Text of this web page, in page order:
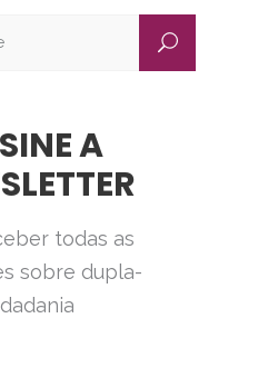
A
todas as
sobre dupla-